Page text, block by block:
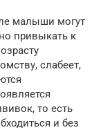
малыши могут
привыкать к
слабеет,
то есть
и без